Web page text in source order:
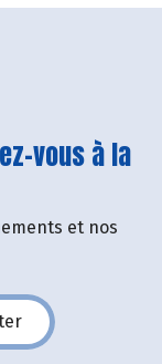
vous à la
et nos